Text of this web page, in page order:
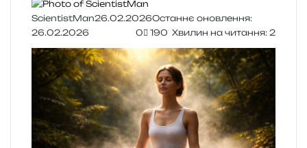
ScientistMan26.02.2026Останнє оновлення:
26.02.2026
0 190 Хвилин на читання: 2